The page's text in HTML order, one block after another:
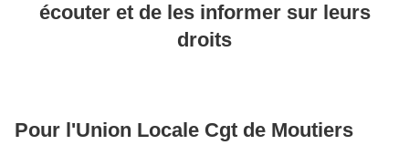
écouter et de les informer sur leurs
droits
Pour l'Union Locale Cgt de Moutiers